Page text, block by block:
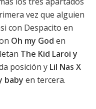
vez que alguien
con Despacito en
Oh my God en
The Kid Laroi y
posición y Lil Nas X
baby en tercera.